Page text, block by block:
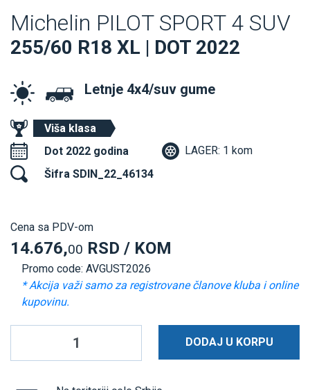
Michelin PILOT SPORT 4 SUV
255/60 R18 XL | DOT 2022
Letnje 4x4/suv gume
Viša klasa
Dot 2022 godina
LAGER: 1 kom
Šifra SDIN_22_46134
Cena sa PDV-om
14.676,00 RSD / KOM
Promo code: AVGUST2026
* Akcija važi samo za registrovane članove kluba i online
kupovinu.
DODAJ U KORPU